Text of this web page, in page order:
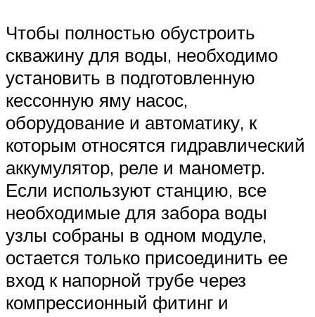
Чтобы полностью обустроить
скважину для воды, необходимо
установить в подготовленную
кессонную яму насос,
оборудование и автоматику, к
которым относятся гидравлический
аккумулятор, реле и манометр.
Если используют станцию, все
необходимые для забора воды
узлы собраны в одном модуле,
остается только присоединить ее
вход к напорной трубе через
компрессионный фитинг и